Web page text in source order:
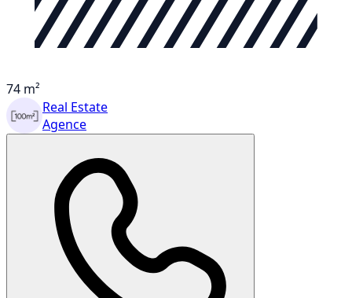
74 m²
Real Estate
Agence